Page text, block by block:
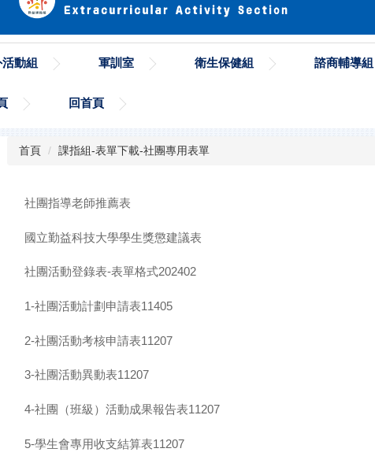
動組 軍訓室 衛生保健組 諮商輔導組
回首頁
首頁 課指組-表單下載-社團專用表單
社團指導老師推薦表
國立勤益科技大學學生獎懲建議表
社團活動登錄表-表單格式202402
1-社團活動計劃申請表11405
2-社團活動考核申請表11207
3-社團活動異動表11207
4-社團（班級）活動成果報告表11207
5-學生會專用收支結算表11207